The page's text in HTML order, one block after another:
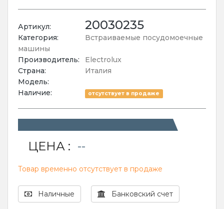
Артикул: 20030235
Категория:
Встраиваемые посудомоечные
машины
Производитель:
Electrolux
Страна:
Италия
Модель:
Наличие:
отсутствует в продаже
ЦЕНА : --
Товар временно отсутствует в продаже
Наличные Банковский счет